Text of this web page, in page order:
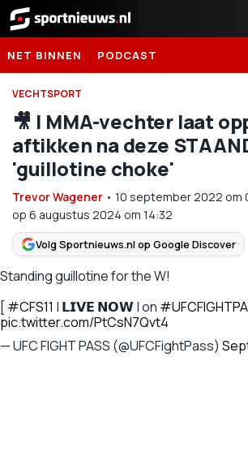
Sportnieuws.nl
NET BINNEN PODCAST
VECHTSPORT
🎥 | MMA-vechter laat
aftikken na deze
'guillotine choke'
Trevor Wagener • 10 september 2022 om
op 6 augustus 2024 om 14:32
Volg Sportnieuws.nl op Google Discover
Standing guillotine for the W!
[ #CFS11 | 𝗟𝗜𝗩𝗘 𝗡𝗢𝗪 | on
pic.twitter.com/PtCsN7Qvt4
— UFC FIGHT PASS (@UFCFightPass)